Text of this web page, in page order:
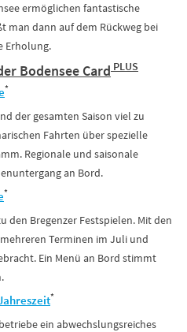
ermöglichen fantastische
man dann auf dem Rückweg bei
Erholung.
Bodensee Card PLUS
*
der gesamten Saison viel zu
Fahrten über spezielle
Regionale und saisonale
an Bord.
*
den Bregenzer Festspielen. Mit den
Terminen im Juli und
Ein Menü an Bord stimmt
*
ein abwechslungsreiches